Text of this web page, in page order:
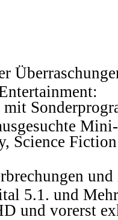
Science
5.1. und
und vorerst